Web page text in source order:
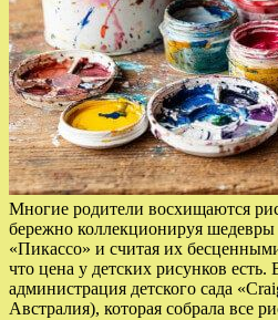
Многие родители восхищаются
бережно коллекционируя
«Пикассо» и считая их
что цена у детских рисунков есть.
администрация детского сада
Австралия), которая собрала все